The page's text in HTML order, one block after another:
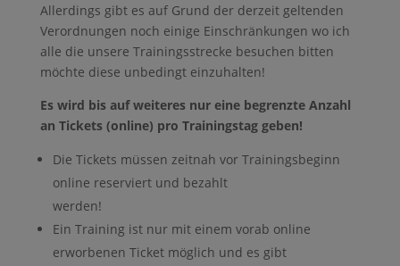
Allerdings gibt es auf Grund der derzeit geltenden
Verordnungen noch einige Einschränkungen wo ich
alle die unsere Trainingsstrecke besuchen bitten
möchte diese unbedingt einzuhalten!
Es wird bis auf weiteres nur eine begrenzte Anzahl
an Tickets (online) pro Trainingstag geben!
Die Tickets müssen zeitnah vor Trainingsbeginn
online reserviert und bezahlt
werden!
Ein Training ist nur mit einem vorab online
erworbenen Ticket möglich und es gibt